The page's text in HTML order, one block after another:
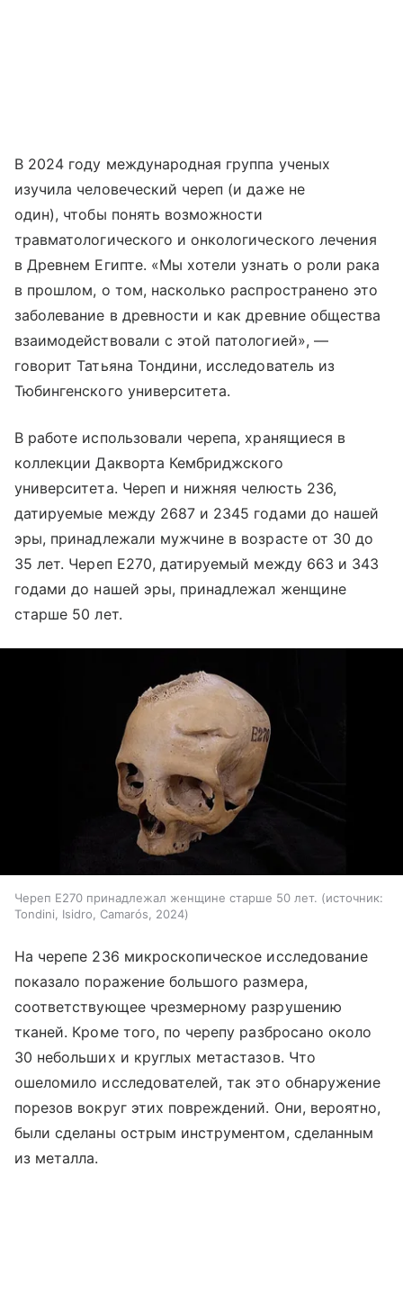
В 2024 году международная группа ученых
изучила человеческий череп (и даже не
один), чтобы понять возможности
травматологического и онкологического лечения
в Древнем Египте. «Мы хотели узнать о роли рака
в прошлом, о том, насколько распространено это
заболевание в древности и как древние общества
взаимодействовали с этой патологией», —
говорит Татьяна Тондини, исследователь из
Тюбингенского университета.
В работе использовали черепа, хранящиеся в
коллекции Дакворта Кембриджского
университета. Череп и нижняя челюсть 236,
датируемые между 2687 и 2345 годами до нашей
эры, принадлежали мужчине в возрасте от 30 до
35 лет. Череп E270, датируемый между 663 и 343
годами до нашей эры, принадлежал женщине
старше 50 лет.
Череп E270 принадлежал женщине старше 50 лет.
источник:
Tondini, Isidro, Camarós, 2024
На черепе 236 микроскопическое исследование
показало поражение большого размера,
соответствующее чрезмерному разрушению
тканей. Кроме того, по черепу разбросано около
30 небольших и круглых метастазов. Что
ошеломило исследователей, так это обнаружение
порезов вокруг этих повреждений. Они, вероятно,
были сделаны острым инструментом, сделанным
из металла.